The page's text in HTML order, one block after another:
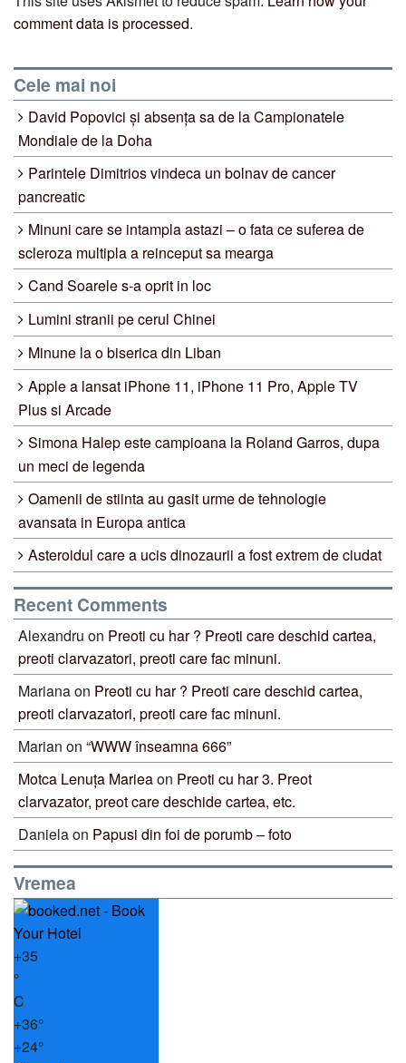
comment data is processed.
Cele mai noi
David Popovici și absența sa de la Campionatele
Mondiale de la Doha
Parintele Dimitrios vindeca un bolnav de cancer
pancreatic
Minuni care se intampla astazi – o fata ce suferea de
scleroza multipla a reinceput sa mearga
Cand Soarele s-a oprit in loc
Lumini stranii pe cerul Chinei
Minune la o biserica din Liban
Apple a lansat iPhone 11, iPhone 11 Pro, Apple TV
Plus si Arcade
Simona Halep este campioana la Roland Garros, dupa
un meci de legenda
Oamenii de stiinta au gasit urme de tehnologie
avansata in Europa antica
Asteroidul care a ucis dinozaurii a fost extrem de ciudat
Recent Comments
Alexandru on Preoti cu har ? Preoti care deschid cartea,
preoti clarvazatori, preoti care fac minuni.
Marianaon Preoti cu har ? Preoti care deschid cartea,
preoti clarvazatori, preoti care fac minuni.
Marian on “WWW înseamna 666”
Motca Lenuța Marieaon Preoti cu har 3. Preot
clarvazator, preot care deschide cartea, etc.
Danielaon Papusi din foi de porumb – foto
Vremea
+35
°
C
+36°
+24°